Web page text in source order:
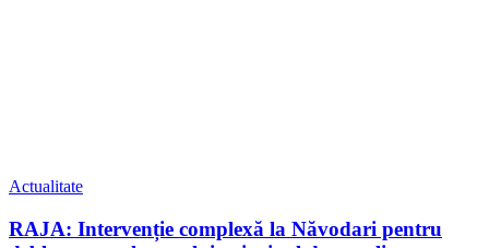
Actualitate
RAJA: Intervenție complexă la Năvodari pentru